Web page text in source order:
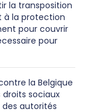
la transposition
à la protection
pour couvrir
pour
la Belgique
sociaux
des autorités